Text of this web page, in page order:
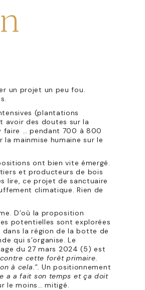
un projet un peu fou.
(plantations
avoir des doutes sur la
faire … pendant 700 à 800
la mainmise humaine sur le
ont bien vite émergé.
et producteurs de bois
lire, ce projet de sanctuaire
climatique. Rien de
D’où la proposition
potentielles sont explorées
la région de la botte de
qui s’organise. Le
du 27 mars 2024 (5) est
cette forêt primaire.
à cela.”.Un positionnement
a a fait son temps et ça doit
le moins… mitigé.